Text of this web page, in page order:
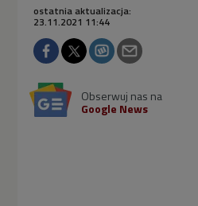
ostatnia aktualizacja:
23.11.2021 11:44
Obserwuj nas na
Google News